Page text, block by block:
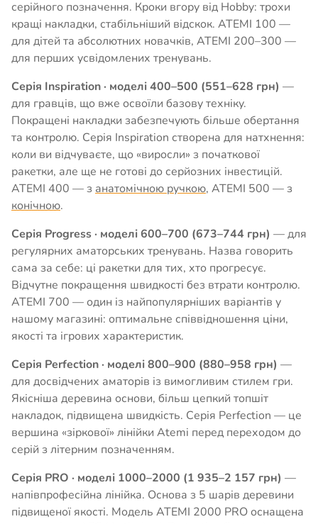
серійного позначення. Кроки вгору від Hobby: трохи
кращі накладки, стабільніший відскок. ATEMI 100 —
для дітей та абсолютних новачків, ATEMI 200–300 —
для перших усвідомлених тренувань.
Серія Inspiration · моделі 400–500 (551–628 грн) —
для гравців, що вже освоїли базову техніку.
Покращені накладки забезпечують більше обертання
та контролю. Серія Inspiration створена для натхнення:
коли ви відчуваєте, що «виросли» з початкової
ракетки, але ще не готові до серйозних інвестицій.
ATEMI 400 — з анатомічною ручкою, ATEMI 500 — з
конічною.
Серія Progress · моделі 600–700 (673–744 грн) — для
регулярних аматорських тренувань. Назва говорить
сама за себе: ці ракетки для тих, хто прогресує.
Відчутне покращення швидкості без втрати контролю.
ATEMI 700 — один із найпопулярніших варіантів у
нашому магазині: оптимальне співвідношення ціни,
якості та ігрових характеристик.
Серія Perfection · моделі 800–900 (880–958 грн) —
для досвідчених аматорів із вимогливим стилем гри.
Якісніша деревина основи, більш цепкий топшіт
накладок, підвищена швидкість. Серія Perfection — це
вершина «зіркової» лінійки Atemi перед переходом до
серій з літерним позначенням.
Серія PRO · моделі 1000–2000 (1 935–2 157 грн) —
напівпрофесійна лінійка. Основа з 5 шарів деревини
підвищеної якості. Модель ATEMI 2000 PRO оснащена